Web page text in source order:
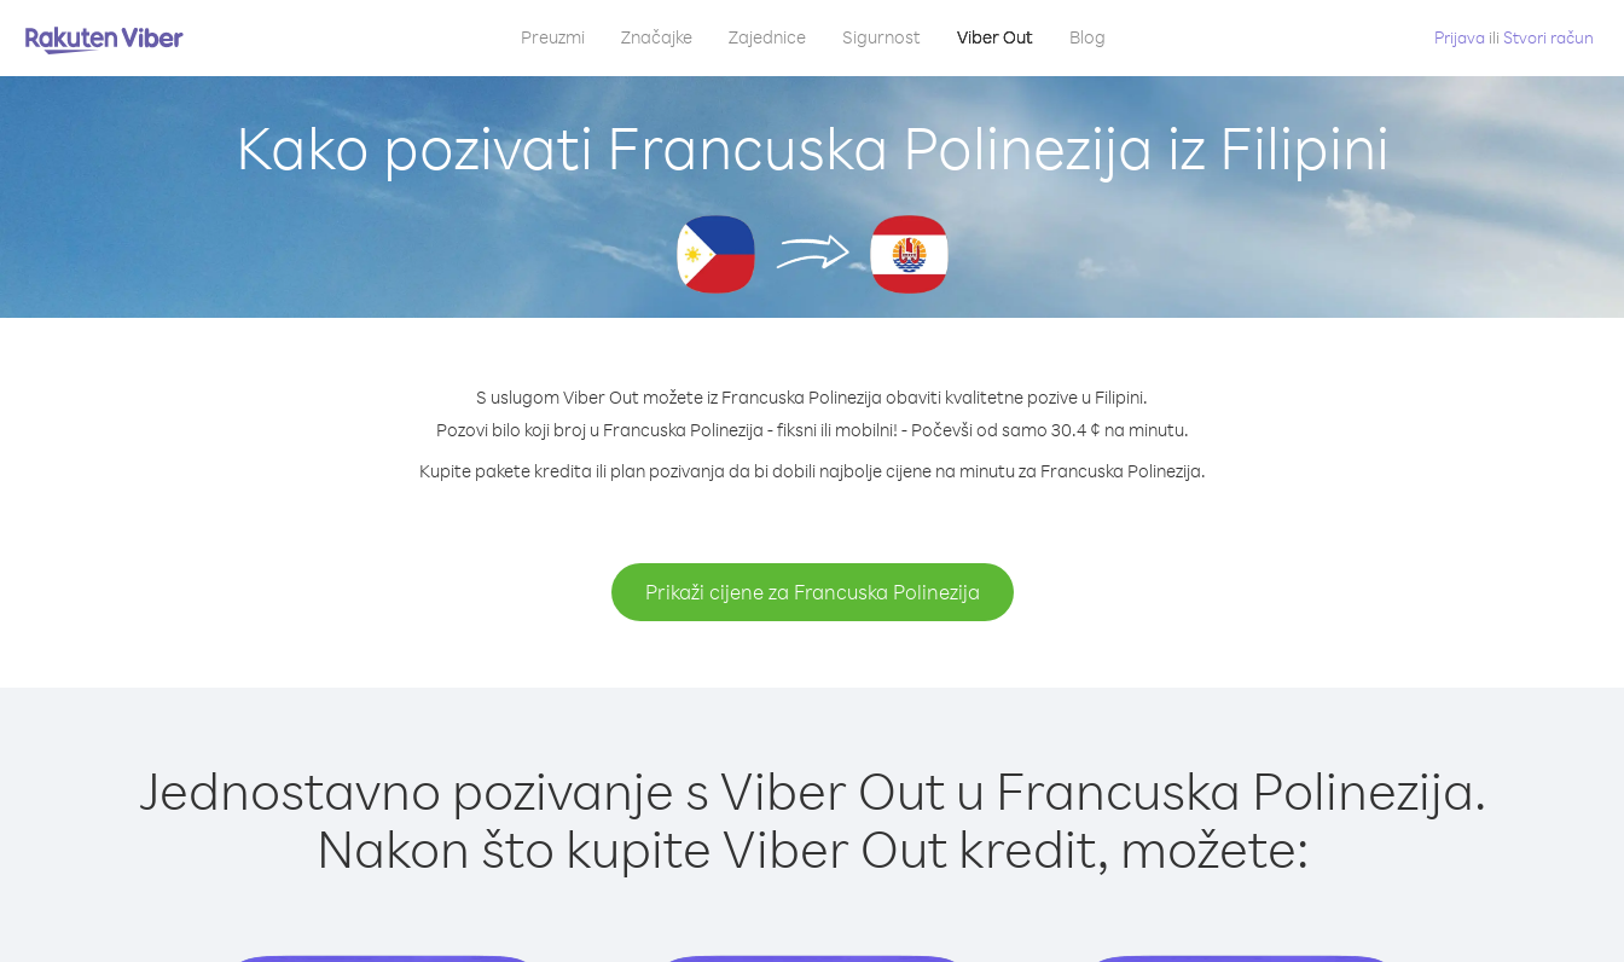
Preuzmi Značajke Zajednice Sigurnost Viber Out Blog Prijava ili Stvori račun
Kako pozivati Francuska Polinezija iz Filipini
S uslugom Viber Out možete iz Francuska Polinezija obaviti kvalitetne pozive u Filipini.
Pozovi bilo koji broj u Francuska Polinezija - fiksni ili mobilni! - Počevši od samo 30.4 ¢ na minutu.
Kupite pakete kredita ili plan pozivanja da bi dobili najbolje cijene na minutu za Francuska Polinezija.
Prikaži cijene za Francuska Polinezija
Jednostavno pozivanje s Viber Out u Francuska Polinezija.
Nakon što kupite Viber Out kredit, možete: